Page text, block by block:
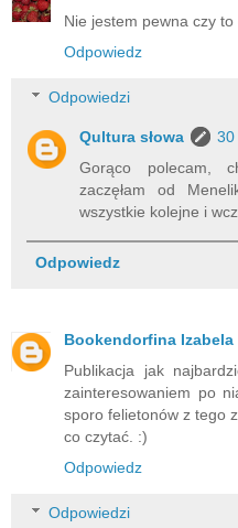
Nie jestem pewna czy
Odpowiedz
Odpowiedzi
Qultura słowa
30
Gorąco polecam,
zaczęłam od
wszystkie kolejne i
Odpowiedz
Bookendorfina Izabela
Publikacja jak
zainteresowaniem po
sporo felietonów z tego
co czytać. :)
Odpowiedz
Odpowiedzi